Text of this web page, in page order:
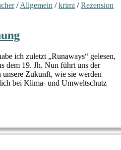
/Allgemein /krimi /Rezension
ich zuletzt „Runaways“ gelesen,
dem 19. Jh. Nun führt uns der
Zukunft, wie sie werden
bei Klima- und Umweltschutz